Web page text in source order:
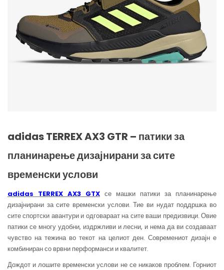
adidas TERREX AX3 GTR – патики за
планинарење дизајнирани за сите
временски услови
adidas TERREX AX3 GTX се машки патики за планинарење
дизајнирани за сите временски услови. Тие ви нудат поддршка во
сите спортски авантури и одговараат на сите ваши предизвици. Овие
патики се многу удобни, издржливи и лесни, и нема да ви создаваат
чувство на тежина во текот на целиот ден. Современиот дизајн е
комбиниран со врвни перформанси и квалитет.
Дождот и лошите временски услови не се никаков проблем. Горниот